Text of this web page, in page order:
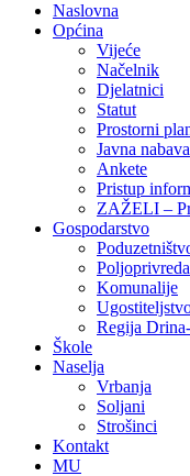
Naslovna
Općina
Vijeće
Načelnik
Djelatnici
Statut
Prostorni
Javna nabava
Ankete
Pristup
ZAŽELI –
Gospodarstvo
Poljoprivreda
Komunalije
Regija
Škole
Naselja
Vrbanja
Soljani
Strošinci
Kontakt
MU